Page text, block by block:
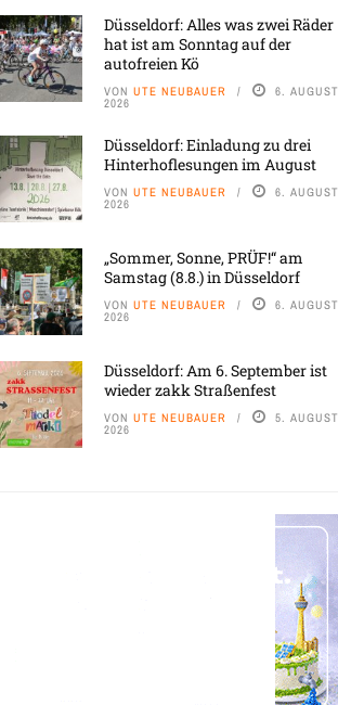
Düsseldorf: Alles was zwei Räder
hat ist am Sonntag auf der
autofreien Kö
VON UTE NEUBAUER 6. AUGUST
2026
Düsseldorf: Einladung zu drei
Hinterhoflesungen im August
VON UTE NEUBAUER 6. AUGUST
2026
„Sommer, Sonne, PRÜF!“ am
Samstag (8.8.) in Düsseldorf
VON UTE NEUBAUER 6. AUGUST
2026
Düsseldorf: Am 6. September ist
wieder zakk Straßenfest
VON UTE NEUBAUER 5. AUGUST
2026